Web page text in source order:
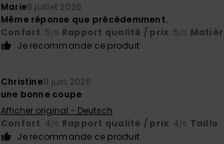
Marie8 juillet 2026
Même réponse que précédemment.
Confort: 5/5 Rapport qualité / prix: 5/5
Je recommande ce produit
Christine11 juin 2026
une bonne coupe
Afficher original - Deutsch
Confort: 4/5 Rapport qualité / prix: 4/5 Taille:
Je recommande ce produit